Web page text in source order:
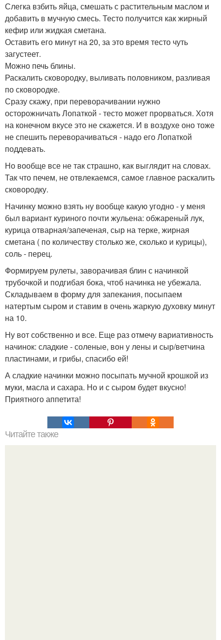
Слегка взбить яйца, смешать с растительным маслом и
добавить в мучную смесь. Тесто получится как жирный
кефир или жидкая сметана.
Оставить его минут на 20, за это время тесто чуть
загустеет.
Можно печь блины.
Раскалить сковородку, выливать половником, разливая
по сковородке.
Сразу скажу, при переворачивании нужно
осторожничать Лопаткой - тесто может прорваться. Хотя
на конечном вкусе это не скажется. И в воздухе оно тоже
не спешить переворачиваться - надо его Лопаткой
поддевать.
Но вообще все не так страшно, как выглядит на словах.
Так что печем, не отвлекаемся, самое главное раскалить
сковородку.
Начинку можно взять ну вообще какую угодно - у меня
был вариант куриного почти жульена: обжареный лук,
курица отварная/запеченая, сыр на терке, жирная
сметана ( по количеству столько же, сколько и курицы),
соль - перец.
Формируем рулеты, заворачивая блин с начинкой
трубочкой и подгибая бока, чтоб начинка не убежала.
Складываем в форму для запекания, посыпаем
натертым сыром и ставим в очень жаркую духовку минут
на 10.
Ну вот собственно и все. Еще раз отмечу вариативность
начинок: сладкие - соленые, вон у лены и сыр/ветчина
пластинами, и грибы, спасибо ей!
А сладкие начинки можно посыпать мучной крошкой из
муки, масла и сахара. Но и с сыром будет вкусно!
Приятного аппетита!
Читайте также